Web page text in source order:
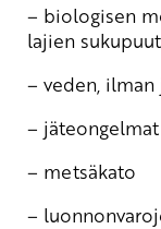
– biologisen
lajien
– veden, ilman
– jäteongelmat
– metsäkato
–